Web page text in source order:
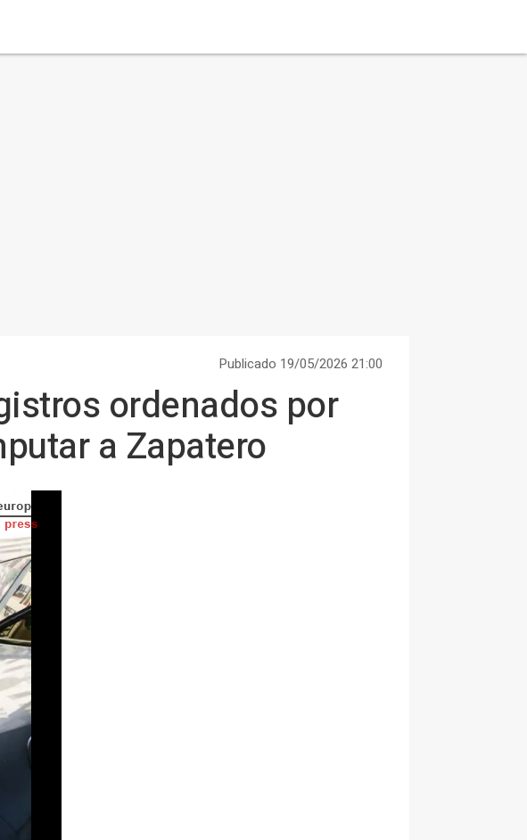
Publicado 19/05/2026 21:00
ordenados por
a Zapatero
la oficina del
Press